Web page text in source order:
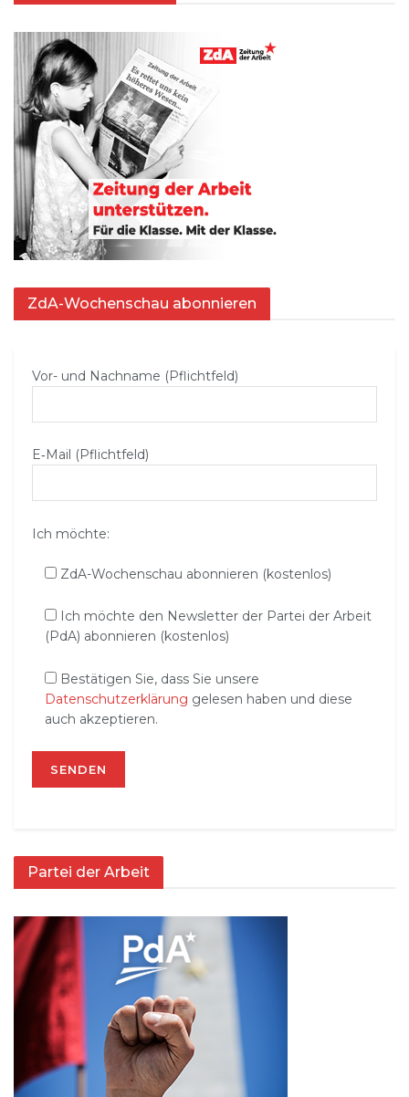
ZdA-Wochenschau abonnieren
Vor- und Nachname (Pflichtfeld)
E‑Mail (Pflichtfeld)
Ich möchte:
ZdA-Wochenschau abonnieren (kostenlos)
Ich möchte den Newsletter der Partei der Arbeit
(PdA) abonnieren (kostenlos)
Bestätigen Sie, dass Sie unsere
Datenschutzerklärung gelesen haben und diese
auch akzeptieren.
Partei der Arbeit